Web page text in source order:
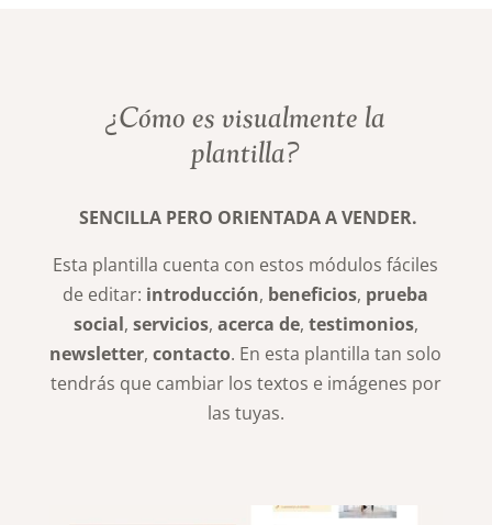
¿Cómo es visualmente la
plantilla?
SENCILLA PERO ORIENTADA A VENDER.
Esta plantilla cuenta con estos módulos fáciles
de editar: introducción, beneficios, prueba
social, servicios, acerca de, testimonios,
newsletter,contacto. En esta plantilla tan solo
tendrás que cambiar los textos e imágenes por
las tuyas.